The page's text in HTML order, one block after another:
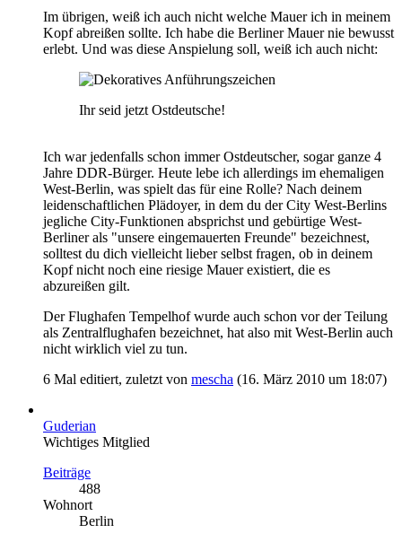
Im übrigen, weiß ich auch nicht welche Mauer ich in meinem
Kopf abreißen sollte. Ich habe die Berliner Mauer nie bewusst
erlebt. Und was diese Anspielung soll, weiß ich auch nicht:
Ihr seid jetzt Ostdeutsche!
Ich war jedenfalls schon immer Ostdeutscher, sogar ganze 4
Jahre DDR-Bürger. Heute lebe ich allerdings im ehemaligen
West-Berlin, was spielt das für eine Rolle? Nach deinem
leidenschaftlichen Plädoyer, in dem du der City West-Berlins
jegliche City-Funktionen absprichst und gebürtige West-
Berliner als "unsere eingemauerten Freunde" bezeichnest,
solltest du dich vielleicht lieber selbst fragen, ob in deinem
Kopf nicht noch eine riesige Mauer existiert, die es
abzureißen gilt.
Der Flughafen Tempelhof wurde auch schon vor der Teilung
als Zentralflughafen bezeichnet, hat also mit West-Berlin auch
nicht wirklich viel zu tun.
6 Mal editiert, zuletzt von mescha (16. März 2010 um 18:07)
Guderian
Wichtiges Mitglied
Beiträge
488
Wohnort
Berlin